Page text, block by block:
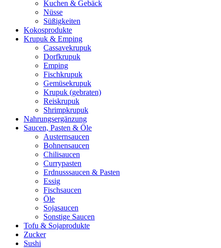
Kuchen & Gebäck
Nüsse
Süßigkeiten
Kokosprodukte
Krupuk & Emping
Cassavekrupuk
Dorfkrupuk
Emping
Fischkrupuk
Gemüsekrupuk
Krupuk (gebraten)
Reiskrupuk
Shrimpkrupuk
Nahrungsergänzung
Saucen, Pasten & Öle
Austernsaucen
Bohnensaucen
Chilisaucen
Currypasten
Erdnusssaucen & Pasten
Essig
Fischsaucen
Öle
Sojasaucen
Sonstige Saucen
Tofu & Sojaprodukte
Zucker
Sushi